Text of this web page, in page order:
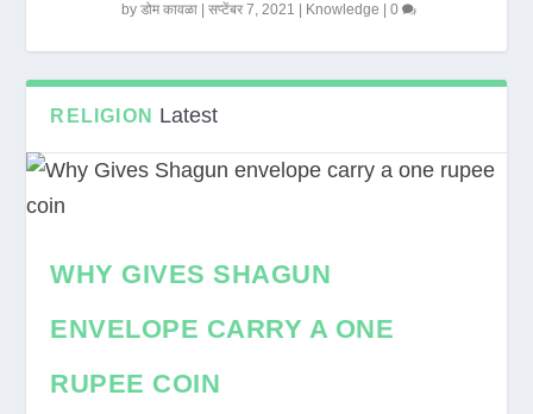
byडोम कावळा |सप्टेंबर 7, 2021 Knowledge |0
RELIGION Latest
WHY GIVES SHAGUN
ENVELOPE CARRY A ONE
RUPEE COIN